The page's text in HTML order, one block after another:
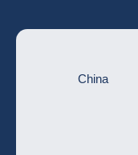
China